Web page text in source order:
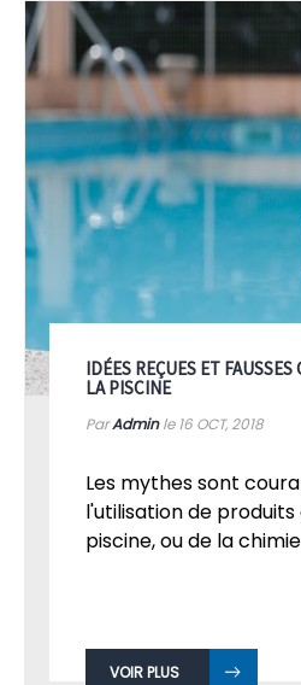
IDÉES REÇUES ET
LA PISCINE
ParAdminle 16 OCT, 2018
Les mythes sont
l'utilisation de
piscine, ou de la
VOIR PLUS